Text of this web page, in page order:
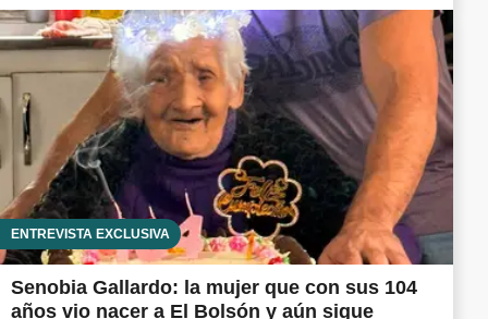
ENTREVISTA EXCLUSIVA
Senobia Gallardo: la mujer que con sus 104
años vio nacer a El Bolsón y aún sigue